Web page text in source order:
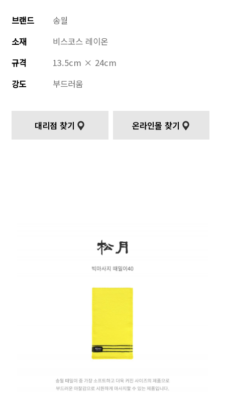
브랜드
송월
소재
비스코스 레이온
규격
13.5cm × 24cm
강도
부드러움
대리점 찾기 온라인몰 찾기